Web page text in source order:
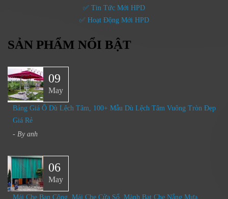
✅ Tin Tức Mới HPD
✅ Hoạt Động Mới HPD
SẢN PHẨM NỔI BẬT
09
May
Bảng Giá Ô Dù Lệch Tâm, 100+ Mẫu Dù Lệch Tâm Vuông Tròn Đẹp
Giá Rẻ
- By anh
06
May
Mái Che Ban Công, Mái Che Cửa Sổ, Mành Bạt Che Nắng Mưa​